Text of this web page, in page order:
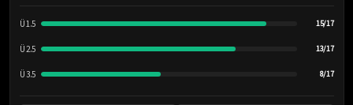
Ü 1.5 15/17
Ü 2.5 13/17
Ü 3.5 8/17